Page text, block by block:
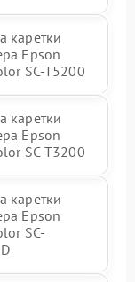
каретки
Epson
SC-T5200
каретки
Epson
SC-T3200
каретки
Epson
SC-